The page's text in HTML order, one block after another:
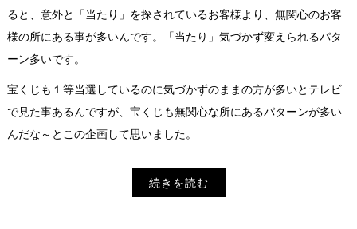
ると、意外と「当たり」を探されているお客様より、無関心のお客
様の所にある事が多いんです。「当たり」気づかず変えられるパタ
ーン多いです。
宝くじも１等当選しているのに気づかずのままの方が多いとテレビ
で見た事あるんですが、宝くじも無関心な所にあるパターンが多い
んだな～とこの企画して思いました。
続きを読む